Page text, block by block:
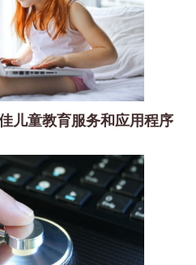
儿童教育服务和应用程序